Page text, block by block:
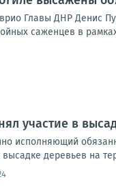
Главы ДНР Денис
саженцев в
участие в
исполняющий
деревьев на